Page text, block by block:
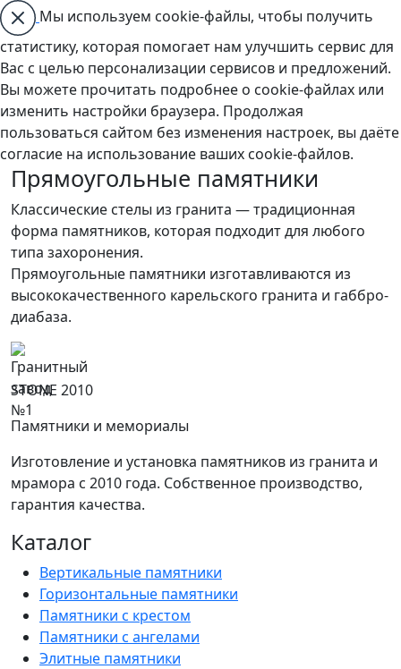
Мы используем cookie-файлы, чтобы получить
статистику, которая помогает нам улучшить сервис для
Вас с целью персонализации сервисов и предложений.
Вы можете прочитать подробнее о cookie-файлах или
изменить настройки браузера. Продолжая
пользоваться сайтом без изменения настроек, вы даёте
согласие на использование ваших cookie-файлов.
Прямоугольные памятники
Классические стелы из гранита — традиционная
форма памятников, которая подходит для любого
типа захоронения.
Прямоугольные памятники изготавливаются из
высококачественного карельского гранита и габбро-
диабаза.
STONE 2010
Памятники и мемориалы
Изготовление и установка памятников из гранита и
мрамора с 2010 года. Собственное производство,
гарантия качества.
Каталог
Вертикальные памятники
Горизонтальные памятники
Памятники с крестом
Памятники с ангелами
Элитные памятники